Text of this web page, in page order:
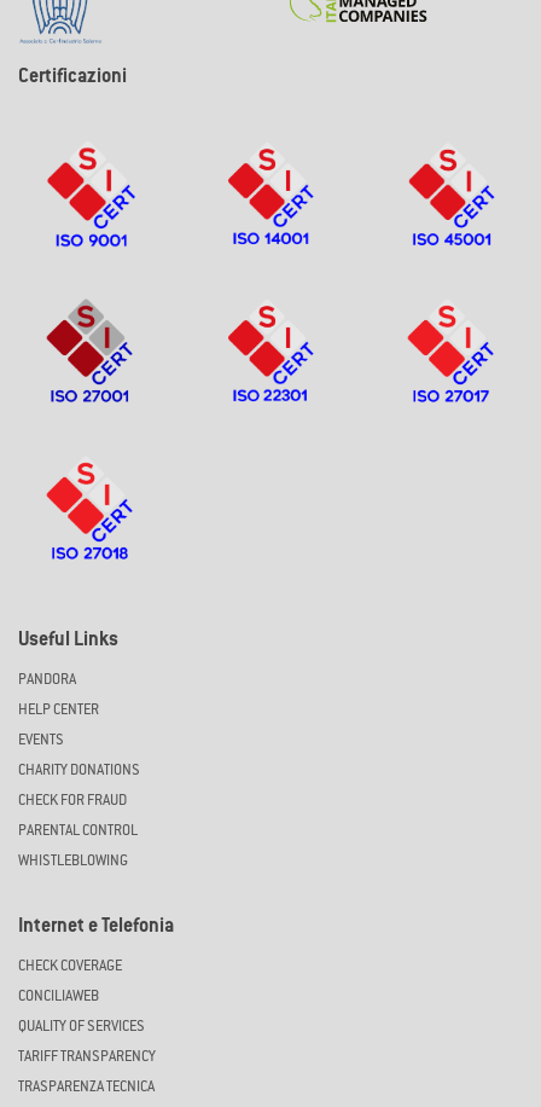
Certificazioni
Useful Links
PANDORA
HELP CENTER
EVENTS
CHARITY DONATIONS
CHECK FOR FRAUD
PARENTAL CONTROL
WHISTLEBLOWING
Internet e Telefonia
CHECK COVERAGE
CONCILIAWEB
QUALITY OF SERVICES
TARIFF TRANSPARENCY
TRASPARENZA TECNICA